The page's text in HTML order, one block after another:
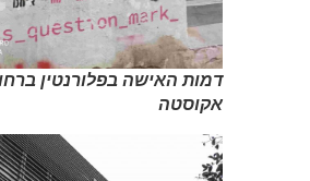
דמות האישה בפלורנטין
אקוסטה